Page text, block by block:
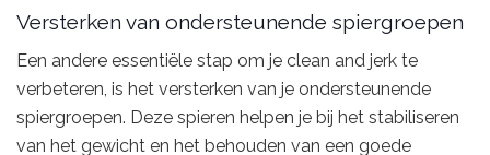
Versterken van ondersteunende spiergroepen
Een andere essentiële stap om je clean and jerk te
verbeteren, is het versterken van je ondersteunende
spiergroepen. Deze spieren helpen je bij het stabiliseren
van het gewicht en het behouden van een goede